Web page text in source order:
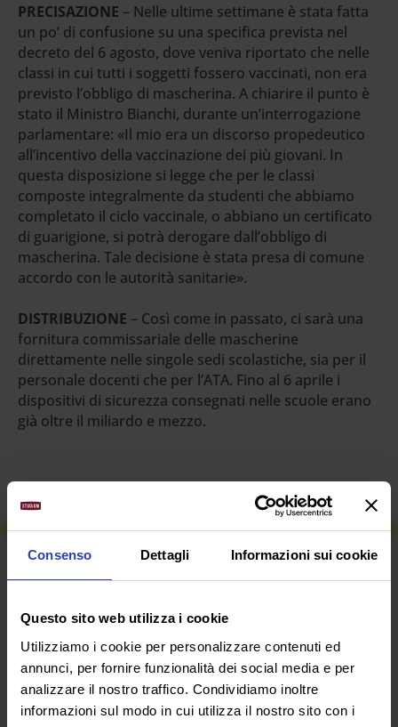
Consenso Dettagli Informazioni sui cookie
Questo sito web utilizza i cookie
Utilizziamo i cookie per personalizzare contenuti ed
annunci, per fornire funzionalità dei social media e per
analizzare il nostro traffico. Condividiamo inoltre
informazioni sul modo in cui utilizza il nostro sito con i
PRECISAZIONE – Nelle ultime settimane è stata fatta
un po’ di confusione su una specifica prevista nel
decreto del 6 agosto, dove veniva riportato che nelle
classi in cui tutti i soggetti fossero vaccinati, non era
previsto l’obbligo di mascherina. A chiarire il punto è
stato il Ministro Bianchi, durante un’interrogazione
parlamentare: «Il mio era un discorso propedeutico
all’incentivo della vaccinazione dei più giovani. In
questa disposizione si legge che per le classi
composte integralmente da studenti che abbiamo
completato il ciclo vaccinale, o abbiano un certificato
di guarigione, si potrà derogare dall’obbligo di
mascherina. Tale decisione è stata presa di comune
accordo con le autorità sanitarie».
DISTRIBUZIONE – Così come in passato, ci sarà una
fornitura commissariale delle mascherine
direttamente nelle singole sedi scolastiche, sia per il
personale docenti che per l’ATA. Fino al 6 aprile i
dispositivi di sicurezza consegnati nelle scuole erano
già oltre il miliardo e mezzo.
RICHIEDI INFORMAZIONI